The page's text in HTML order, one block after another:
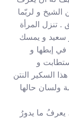
الشيخ و لربّما
. تنزل المرأة
سعيد و يمسك
إبطها و
و
السكير النتن
ولسان حالها
يعرفُ ما يدورُ